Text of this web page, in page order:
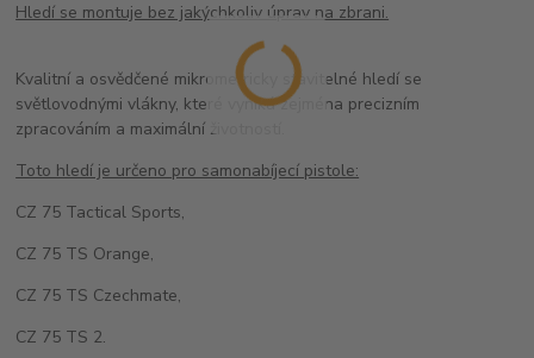
Hledí se montuje bez jakýchkoliv úprav na zbrani.
Kvalitní a osvědčené mikrometricky stavitelné hledí se
světlovodnými vlákny, které vyniká zejména precizním
zpracováním a maximální životností.
Toto hledí je určeno pro samonabíjecí pistole:
CZ 75 Tactical Sports,
CZ 75 TS Orange,
CZ 75 TS Czechmate,
CZ 75 TS 2.